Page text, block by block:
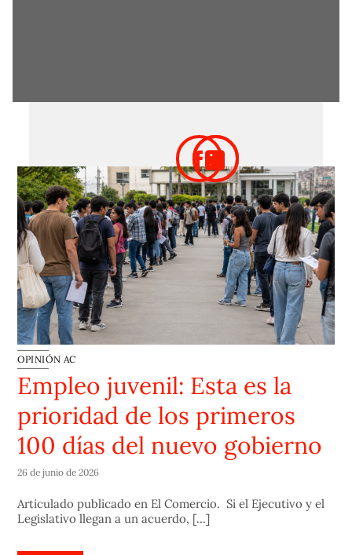
OPINIÓN AC
Empleo juvenil: Esta es la
prioridad de los primeros
100 días del nuevo gobierno
26 de junio de 2026
Articulado publicado en El Comercio. Si el Ejecutivo y el
Legislativo llegan a un acuerdo, [...]